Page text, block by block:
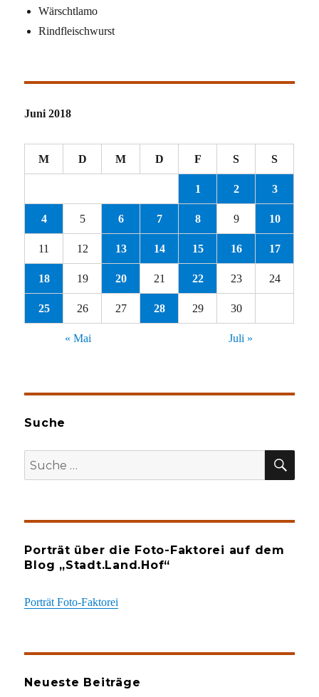
Wärschtlamo
Rindfleischwurst
Juni 2018
M D M D F S S
1 2 3
4 5 6 7 8 9 10
11 12 13 14 15 16 17
18 19 20 21 22 23 24
25 26 27 28 29 30
« Mai Juli »
Suche
Suche
nach:
Porträt über die Foto-Faktorei auf dem
Blog „Stadt.Land.Hof“
Porträt Foto-Faktorei
Neueste Beiträge